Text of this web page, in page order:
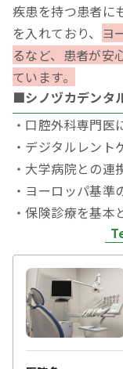
疾患を持つ患者に
を入れており、 ヨ
るなど、患者が安
ています。
■シノヅカデンタ
・口腔外科専門医
・デジタルレント
・大学病院との
・ヨーロッパ基準
・保険診療を基本